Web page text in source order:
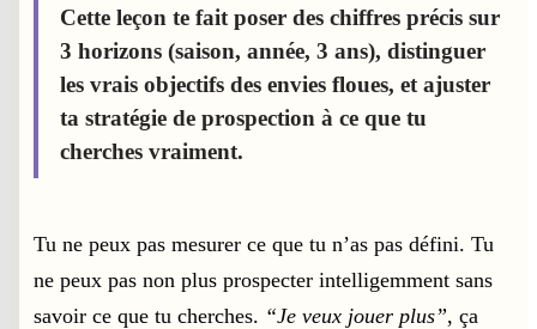
Cette leçon te fait poser des chiffres précis sur
3 horizons (saison, année, 3 ans), distinguer
les vrais objectifs des envies floues, et ajuster
ta stratégie de prospection à ce que tu
cherches vraiment.
Tu ne peux pas mesurer ce que tu n’as pas défini. Tu
ne peux pas non plus prospecter intelligemment sans
savoir ce que tu cherches. “Je veux jouer plus”, ça